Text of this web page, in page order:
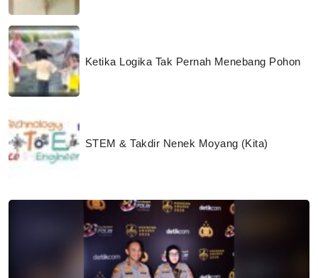
Ketika Logika Tak Pernah Menebang Pohon
STEM & Takdir Nenek Moyang (Kita)